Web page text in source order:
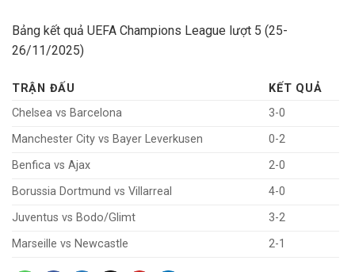
Bảng kết quả UEFA Champions League lượt 5 (25-
26/11/2025)
TRẬN ĐẤU
KẾT QUẢ
Chelsea vs Barcelona
3-0
Manchester City vs Bayer Leverkusen
0-2
Benfica vs Ajax
2-0
Borussia Dortmund vs Villarreal
4-0
Juventus vs Bodo/Glimt
3-2
Marseille vs Newcastle
2-1